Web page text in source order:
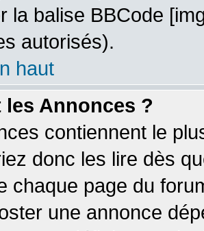
la balise BBCode
autorisés).
haut
les Annonces ?
contiennent le
donc les lire dès
chaque page du
une annonce